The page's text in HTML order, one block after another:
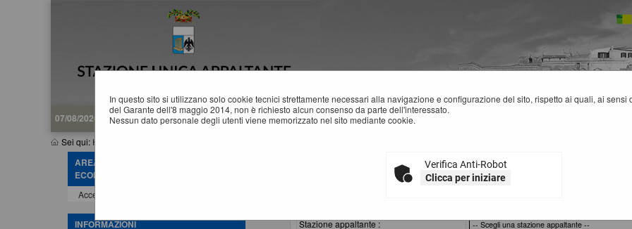
07/08/2026 19:11
Sei qui: Home
In questo sito si utilizzano solo cookie tecnici strettamente necessari alla navigazione e configurazione del sito, rispetto ai quali, ai
del Garante dell'8 maggio 2014, non è richiesto alcun consenso da parte dell'interessato.
Nessun dato personale degli utenti viene memorizzato nel sito mediante cookie.
Verifica Anti-Robot
Clicca per iniziare
AREA RISERVATA OPERATORE
ECONOMICO
Accedi - Registrati
INFORMAZIONI
GARE E PROCEDURE
Stazione appaltante :